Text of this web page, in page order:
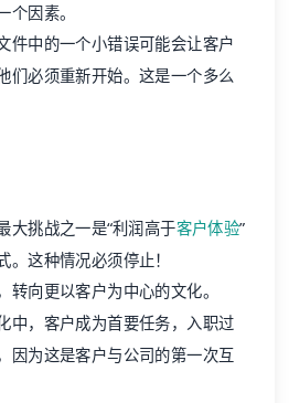
因素。
件中的一个小错误可能会让客户
们必须重新开始。这是一个多么
大挑战之一是“利润高于客户体验”
这种情况必须停止！
向更以客户为中心的文化。
中，客户成为首要任务，入职过
因为这是客户与公司的第一次互